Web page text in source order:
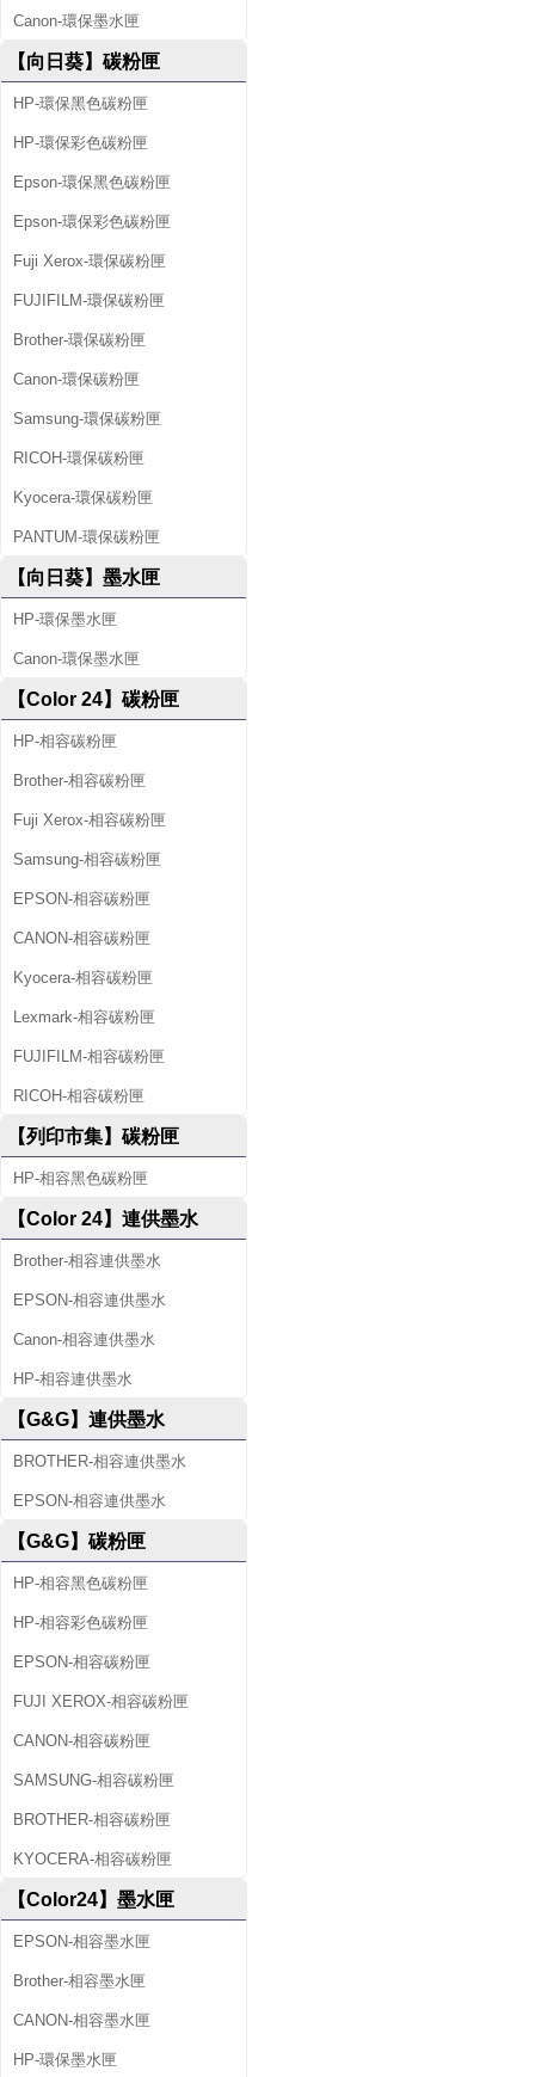
Canon-環保墨水匣
【向日葵】碳粉匣
HP-環保黑色碳粉匣
HP-環保彩色碳粉匣
Epson-環保黑色碳粉匣
Epson-環保彩色碳粉匣
Fuji Xerox-環保碳粉匣
FUJIFILM-環保碳粉匣
Brother-環保碳粉匣
Canon-環保碳粉匣
Samsung-環保碳粉匣
RICOH-環保碳粉匣
Kyocera-環保碳粉匣
PANTUM-環保碳粉匣
【向日葵】墨水匣
HP-環保墨水匣
Canon-環保墨水匣
【Color 24】碳粉匣
HP-相容碳粉匣
Brother-相容碳粉匣
Fuji Xerox-相容碳粉匣
Samsung-相容碳粉匣
EPSON-相容碳粉匣
CANON-相容碳粉匣
Kyocera-相容碳粉匣
Lexmark-相容碳粉匣
FUJIFILM-相容碳粉匣
RICOH-相容碳粉匣
【列印市集】碳粉匣
HP-相容黑色碳粉匣
【Color 24】連供墨水
Brother-相容連供墨水
EPSON-相容連供墨水
Canon-相容連供墨水
HP-相容連供墨水
【G&G】連供墨水
BROTHER-相容連供墨水
EPSON-相容連供墨水
【G&G】碳粉匣
HP-相容黑色碳粉匣
HP-相容彩色碳粉匣
EPSON-相容碳粉匣
FUJI XEROX-相容碳粉匣
CANON-相容碳粉匣
SAMSUNG-相容碳粉匣
BROTHER-相容碳粉匣
KYOCERA-相容碳粉匣
【Color24】墨水匣
EPSON-相容墨水匣
Brother-相容墨水匣
CANON-相容墨水匣
HP-環保墨水匣